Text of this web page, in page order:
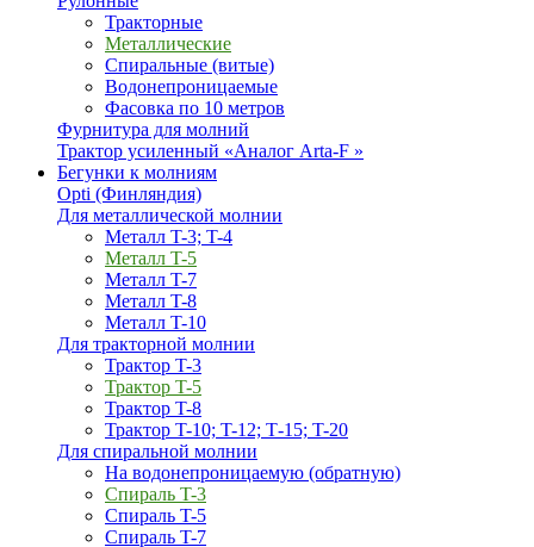
Тракторные
Металлические
Спиральные (витые)
Водонепроницаемые
Фасовка по 10 метров
Фурнитура для молний
Трактор усиленный «Аналог Arta-F »
Бегунки к молниям
Opti (Финляндия)
Для металлической молнии
Металл T-3; T-4
Металл T-5
Металл T-7
Металл T-8
Металл T-10
Для тракторной молнии
Трактор T-3
Трактор T-5
Трактор T-8
Трактор T-10; T-12; Т-15; T-20
Для спиральной молнии
На водонепроницаемую (обратную)
Спираль T-3
Спираль T-5
Спираль T-7